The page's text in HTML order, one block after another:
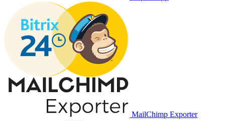
MailChimp Exporter